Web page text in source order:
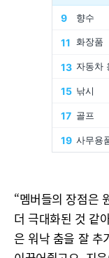
“멤버들의 장점은
더 극대화된 것 같
은 워낙 춤을 잘 추